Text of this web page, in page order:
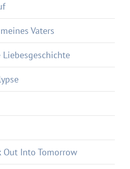
Vaters
Out Into Tomorrow